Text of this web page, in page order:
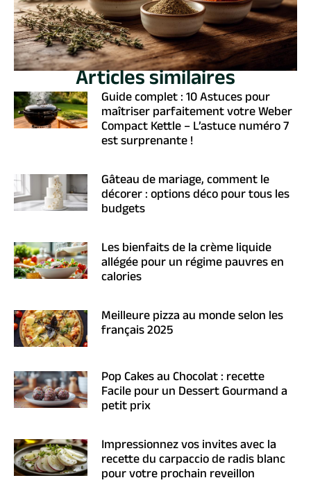
Articles similaires
Guide complet : 10 Astuces pour
maîtriser parfaitement votre Weber
Compact Kettle – L’astuce numéro 7
est surprenante !
Gâteau de mariage, comment le
décorer : options déco pour tous les
budgets
Les bienfaits de la crème liquide
allégée pour un régime pauvres en
calories
Meilleure pizza au monde selon les
français 2025
Pop Cakes au Chocolat : recette
Facile pour un Dessert Gourmand a
petit prix
Impressionnez vos invites avec la
recette du carpaccio de radis blanc
pour votre prochain reveillon